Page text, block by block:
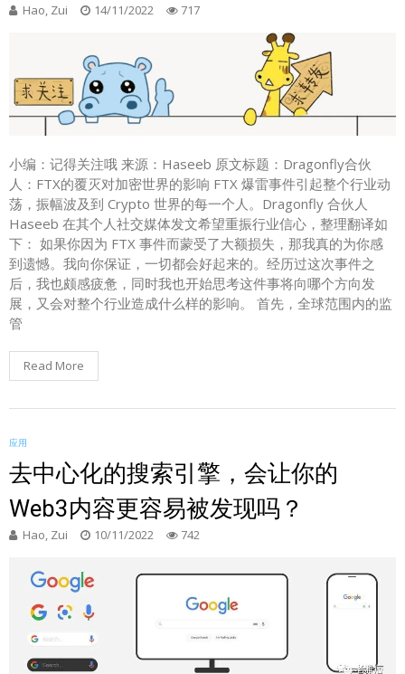
Hao, Zui 14/11/2022 717
小编：记得关注哦 来源：Haseeb 原文标题：Dragonfly合伙
人：FTX的覆灭对加密世界的影响 FTX 爆雷事件引起整个行业动
荡，振幅波及到 Crypto 世界的每一个人。Dragonfly 合伙人
Haseeb 在其个人社交媒体发文希望重振行业信心，整理翻译如
下： 如果你因为 FTX 事件而蒙受了大额损失，那我真的为你感
到遗憾。我向你保证，一切都会好起来的。经历过这次事件之
后，我也颇感疲惫，同时我也开始思考这件事将向哪个方向发
展，又会对整个行业造成什么样的影响。 首先，全球范围内的监
管
Read More
应用
去中心化的搜索引擎，会让你的
Web3内容更容易被发现吗？
Hao, Zui 10/11/2022 742